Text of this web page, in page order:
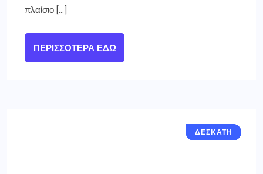
πλαίσιο […]
ΠΕΡΙΣΣΌΤΕΡΑ ΕΔΏ
ΓΡΕΒΕΝΑ
ΔΕΣΚΑΤΗ